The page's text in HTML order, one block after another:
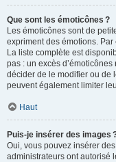
Que sont les émoticônes ?
Les émoticônes sont de
expriment des émotions. Par
La liste complète est
pas : un excès
décider de le modifier ou de
peuvent également limiter
Haut
Puis-je insérer des images
Oui, vous pouvez insérer
administrateurs ont autorisé